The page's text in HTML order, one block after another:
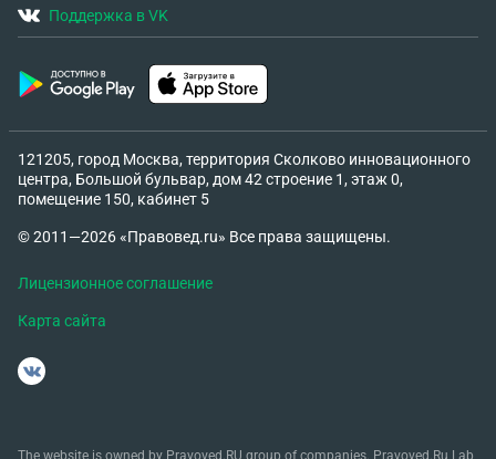
Поддержка в VK
121205, город Москва, территория Сколково инновационного
центра, Большой бульвар, дом 42 строение 1, этаж 0,
помещение 150, кабинет 5
© 2011—2026 «Правовед.ru» Все права защищены.
Лицензионное соглашение
Карта сайта
The website is owned by Pravoved.RU group of companies. Pravoved.Ru Lab